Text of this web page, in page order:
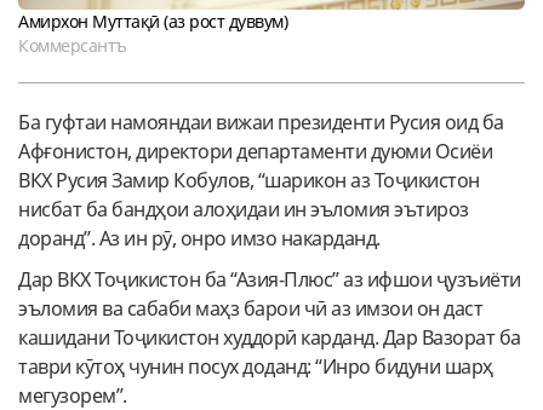
Амирхон Муттақӣ (аз рост дуввум)
Коммерсантъ
Ба гуфтаи намояндаи вижаи президенти Русия оид ба
Афғонистон, директори департаменти дуюми Осиёи
ВКХ Русия Замир Кобулов, “шарикон аз Тоҷикистон
нисбат ба бандҳои алоҳидаи ин эъломия эътироз
доранд”. Аз ин рӯ, онро имзо накарданд.
Дар ВКХ Тоҷикистон ба “Азия-Плюс” аз ифшои ҷузъиёти
эъломия ва сабаби маҳз барои чӣ аз имзои он даст
кашидани Тоҷикистон худдорӣ карданд. Дар Вазорат ба
таври кӯтоҳ чунин посух доданд: “Инро бидуни шарҳ
мегузорем”.